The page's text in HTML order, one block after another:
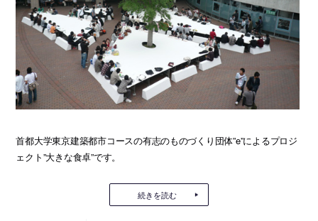
首都大学東京建築都市コースの有志のものづくり団体”e”によるプロジ
ェクト”大きな食卓”です。
続きを読む